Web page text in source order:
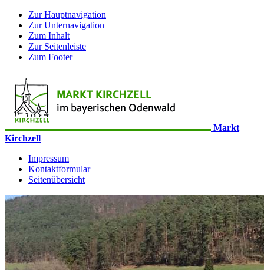
Zur Hauptnavigation
Zur Unternavigation
Zum Inhalt
Zur Seitenleiste
Zum Footer
Markt
Kirchzell
Impressum
Kontaktformular
Seitenübersicht